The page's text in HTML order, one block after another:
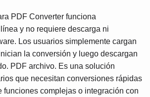
PDF Converter funciona
y no requiere descarga ni
Los usuarios simplemente cargan
la conversión y luego descargan
PDF archivo. Es una solución
que necesitan conversiones rápidas
funciones complejas o integración con